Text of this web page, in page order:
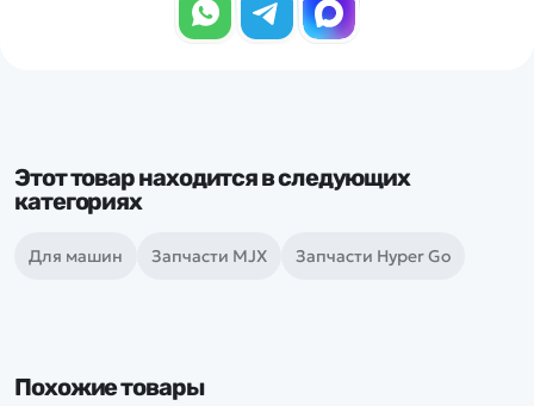
Этот товар находится в следующих
категориях
Для машин Запчасти MJX Запчасти Hyper Go
Похожие товары